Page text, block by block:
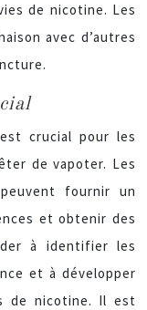
de nicotine. Les
avec d’autres
crucial pour les
de vapoter. Les
fournir un
et obtenir des
à identifier les
et à développer
de nicotine. Il est